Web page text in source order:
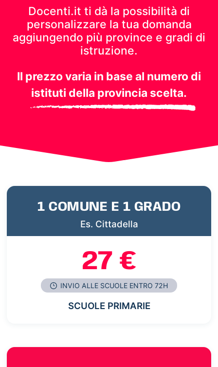
Docenti.it ti dà la possibilità di
personalizzare la tua domanda
aggiungendo più province e gradi di
istruzione.
Il prezzo varia in base al numero di
istituti della provincia scelta.
1 COMUNE E 1 GRADO
Es. Cittadella
27 €
INVIO ALLE SCUOLE ENTRO 72H
SCUOLE PRIMARIE